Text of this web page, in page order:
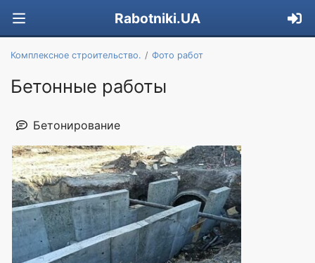
Rabotniki.UA
Комплексное строительство. Фото работ
Бетонные работы
Бетонирование